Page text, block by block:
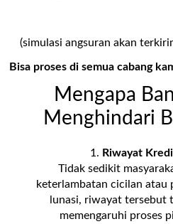
(simulasi angsuran akan
Bisa proses di semua cabang
Mengapa
Menghindari
Riwayat
Tidak sedikit
keterlambatan cicilan atau
lunasi, riwayat tersebut
memengaruhi proses